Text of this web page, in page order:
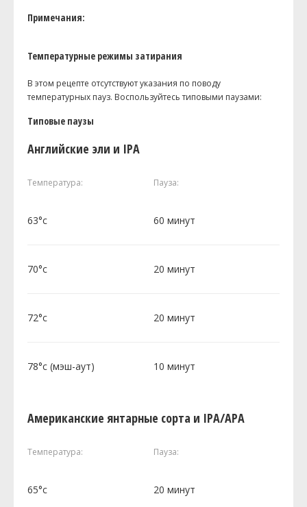
Примечания:
Температурные режимы затирания
В этом рецепте отсутствуют указания по поводу
температурных пауз. Воспользуйтесь типовыми паузами:
Типовые паузы
Английские эли и IPA
Температура: Пауза:
63°c 60 минут
70°c 20 минут
72°c 20 минут
78°c (мэш-аут) 10 минут
Американские янтарные сорта и IPA/APA
Температура: Пауза:
65°c 20 минут